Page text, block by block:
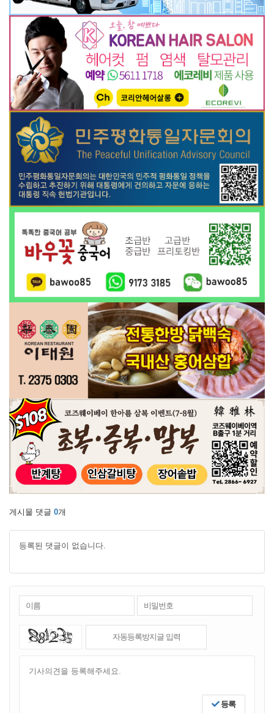
게시물 댓글 0개
등록된 댓글이 없습니다.
등록